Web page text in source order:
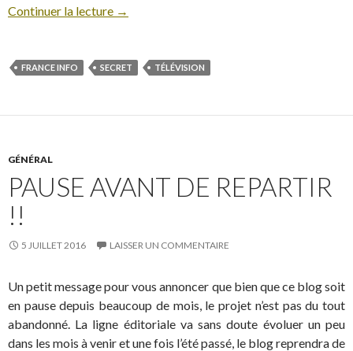
Continuer la lecture →
FRANCE INFO SECRET TÉLÉVISION
GÉNÉRAL
PAUSE AVANT DE REPARTIR
!!
5 JUILLET 2016 LAISSER UN COMMENTAIRE
Un petit message pour vous annoncer que bien que ce blog soit
en pause depuis beaucoup de mois, le projet n’est pas du tout
abandonné. La ligne éditoriale va sans doute évoluer un peu
dans les mois à venir et une fois l’été passé, le blog reprendra de